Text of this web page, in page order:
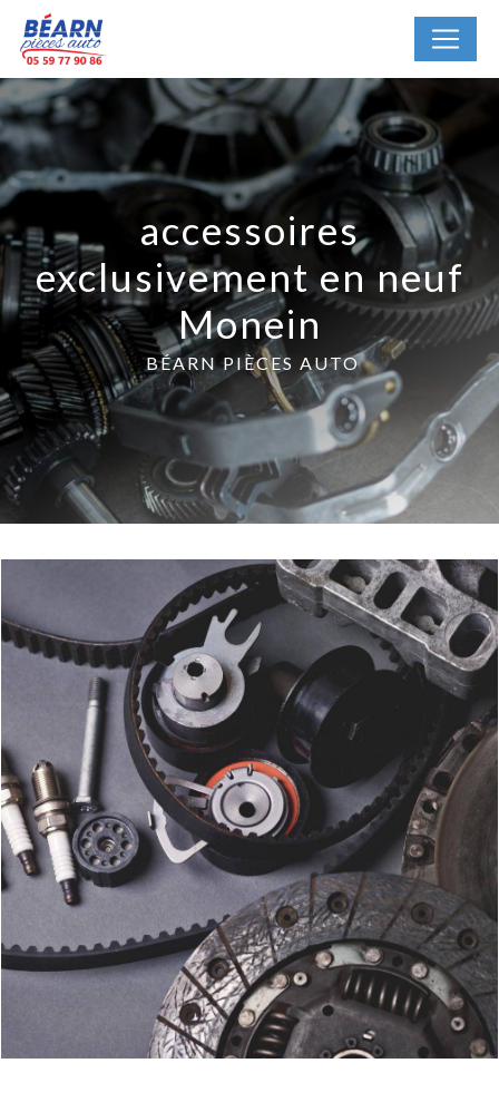
accessoires
exclusivement en neuf
Monein
BÉARN PIÈCES AUTO
Panneau de gestion des cookies